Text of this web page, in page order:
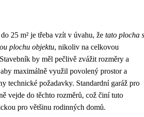
25 m² je třeba vzít v úvahu, že tato plocha
plochu objektu, nikoliv na celkovou
by měl pečlivě zvážit rozměry a
maximálně využil povolený prostor a
technické požadavky. Standardní garáž pro
vejde do těchto rozměrů, což činí tuto
pro většinu rodinných domů.